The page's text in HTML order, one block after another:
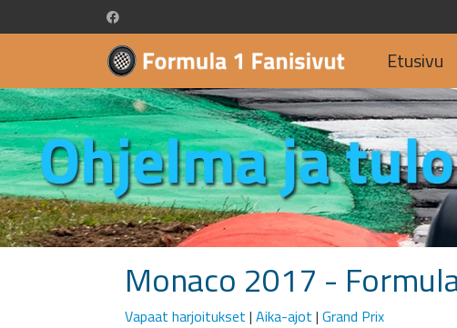
Etusivu
Monaco 2017 -
Vapaat harjoitukset | Aika-ajot | Grand Prix